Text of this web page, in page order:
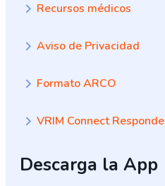
Recursos médicos
Aviso de Privacidad
Formato ARCO
VRIM Connect Responde
Descarga la App